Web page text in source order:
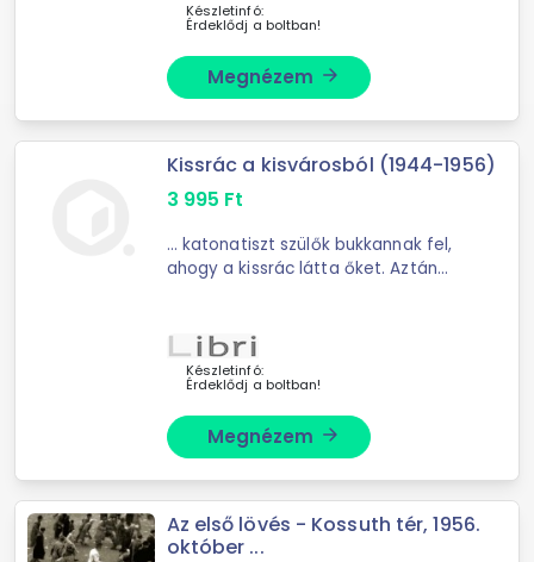
Készletinfó:
Érdeklődj a boltban!
Megnézem arrow_forward
Kissrác a kisvárosból (1944-1956)
3 995 Ft
... katonatiszt szülők bukkannak fel,
ahogy a kissrác látta őket. Aztán
Készletinfó:
Érdeklődj a boltban!
Megnézem arrow_forward
Az első lövés - Kossuth tér, 1956.
október ...